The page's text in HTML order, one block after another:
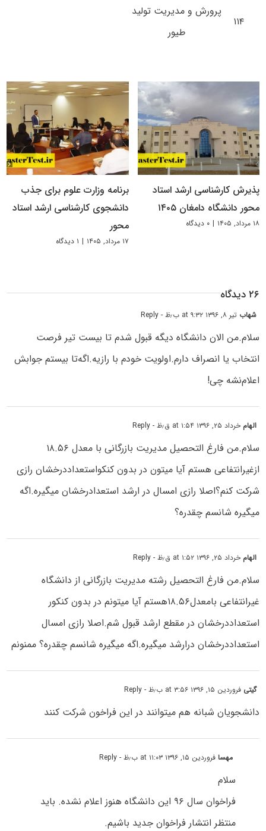
۱۱۴
پرورش و مدیریت تولید
طیور
پذیرش کارشناسی ارشد استاد
محور دانشگاه دامغان ۱۴۰۵
۱۸ مرداد, ۱۴۰۵ | ۰ دیدگاه
برنامه وزارت علوم برای جذب
دانشجوی کارشناسی ارشد استاد
محور
۱۷ مرداد, ۱۴۰۵ | ۱ دیدگاه
۲۶ دیدگاه
شهاب تیر ۸, ۱۳۹۶ at ۹:۳۲ ب٫ظ - Reply
سلام.من الان دانشگاه دیگه قبول شدم تا بیست تیر فرصت
انتخاب یا انصراف دارم.اولویت خودم با رازیه.اگه‌تا بیستم جوابش
اعلام‌نشه چی!
الهام خرداد ۲۵, ۱۳۹۶ at ۱:۵۴ ق٫ظ - Reply
سلام.من فارغ التحصیل مدیریت بازرگانی با معدل ۱۸.۵۶
ازغیرانتفاعی هستم آیا میتون در بدون کنکواستعداددرخشان رازی
شرکت کنم؟اصلا رازی امسال در ارشد استعدادرخشان میگیره.اگه
میگیره شانسم چقدره؟
الهام خرداد ۲۵, ۱۳۹۶ at ۱:۵۲ ق٫ظ - Reply
سلام.من فارغ التحصیل رشته مدیریت بازرگانی از دانشگاه
غیرانتفاعی بامعدل۱۸.۵۶هستم آیا میتونم در بدون کنکور
استعداددرخشان در مقطع ارشد قبول شم.اصلا رازی امسال
استعداددرخشان درارشد میگیره.اگه میگیره شانسم چقدره؟ ممنونم
گیتی فروردین ۱۵, ۱۳۹۶ at ۳:۵۶ ب٫ظ - Reply
دانشجویان شبانه هم میتوانند در این فراخون شرکت کنند‌
مهسافروردین ۱۵, ۱۳۹۶ at ۱۱:۰۳ ب٫ظ - Reply
سلام
فراخوان سال ۹۶ این دانشگاه هنوز اعلام نشده. باید
منتظر انتشار فراخوان جدید باشیم.